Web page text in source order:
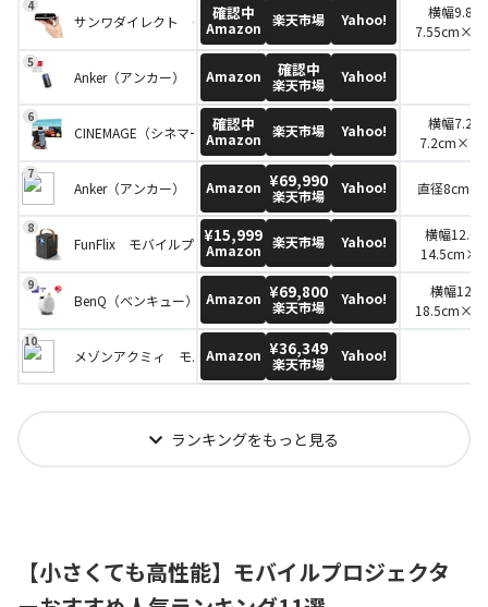
サンワダイレクト モバイルプロジェクター モバイルプロジェクタ
確認中
Amazon 楽天市場 Yahoo!
横幅
7.55cm×高
Anker（アンカー） モバイルプロジェクター Nebula Capsule 3 （
Amazon 確認中
楽天市場 Yahoo!
CINEMAGE（シネマージュ） モバイルプロジェクター CINEMAGE
確認中
Amazon 楽天市場 Yahoo!
横幅
7.2cm×高
Anker（アンカー） モバイルバッテリー Nebula Capsule II（ネビュ
Amazon ¥69,990
楽天市場 Yahoo! 直径8cm×
FunFlix モバイルプロジェクター G1プロジェクター
¥15,999
Amazon 楽天市場 Yahoo!
横幅
14.5cm×
BenQ（ベンキュー） モバイルプロジェクター GV30
Amazon ¥69,800
楽天市場 Yahoo!
横幅
18.5cm×高
メゾンアクミィ モバイルプロジェクター FATORK 5G
Amazon ¥36,349
楽天市場 Yahoo!
ランキングをもっと見る
【小さくても高性能】モバイルプロジェクタ